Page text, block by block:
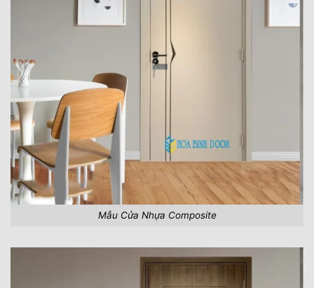
Mẫu Cửa Nhựa Composite